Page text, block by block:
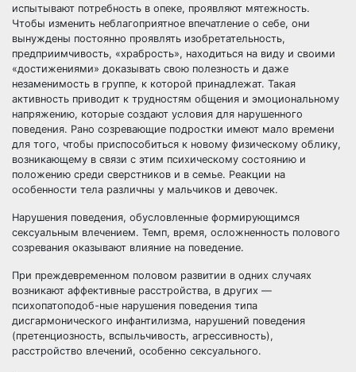
испытывают потребность в опеке, проявляют мятежность.
Чтобы изменить неблагоприятное впечатление о себе, они
вынуждены постоянно проявлять изобретательность,
предприимчивость, «храбрость», находиться на виду и своими
«достижениями» доказывать свою полезность и даже
незаменимость в группе, к которой принадлежат. Такая
активность приводит к трудностям общения и эмоциональному
напряжению, которые создают условия для нарушенного
поведения. Рано созревающие подростки имеют мало времени
для того, чтобы приспособиться к новому физическому облику,
возникающему в связи с этим психическому состоянию и
положению среди сверстников и в семье. Реакции на
особенности тела различны у мальчиков и девочек.
Нарушения поведения, обусловленные формирующимся
сексуальным влечением. Темп, время, осложненность полового
созревания оказывают влияние на поведение.
При преждевременном половом развитии в одних случаях
возникают аффективные расстройства, в других —
психопатоподоб-ные нарушения поведения типа
дисгармонического инфантилизма, нарушений поведения
(претенциозность, вспыльчивость, агрессивность),
расстройство влечений, особенно сексуального.